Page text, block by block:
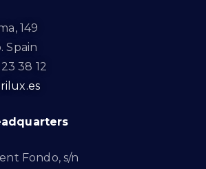
149
Spain
38 12
Fondo, s/n